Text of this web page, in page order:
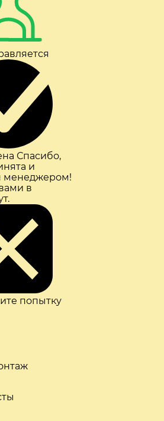
Спасибо,
и
менеджером!
в
попытку